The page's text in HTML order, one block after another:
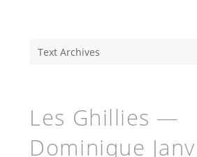
Les Ghillies —
Dominique